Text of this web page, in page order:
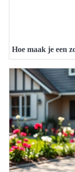
Hoe maak je een